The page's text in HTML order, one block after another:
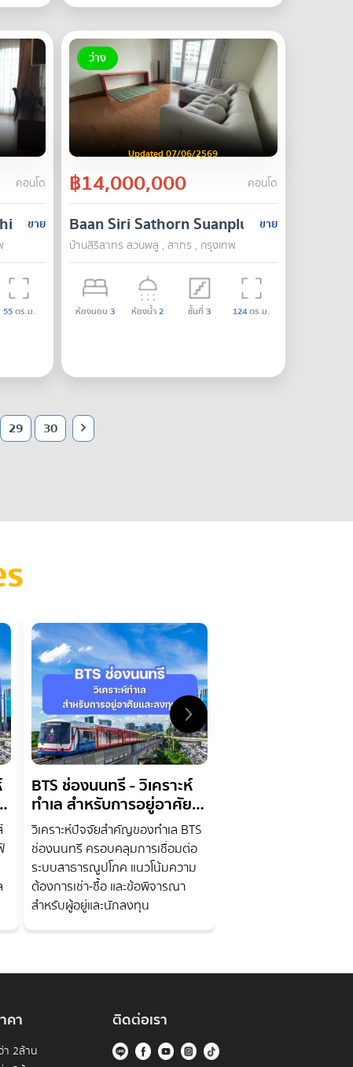
คอนโด
ขาย
55ตร.ม.
ว่าง
Updated 07/06/2569
฿14,000,000 คอนโด
ขาย
Baan Siri Sathorn Suanplu
บ้านสิริสาทร สวนพลู , สาทร , กรุงเทพ
ห้องนอน 3 ห้องน้ำ2 ชั้นที่3 124ตร.ม.
29 30
BTS ช่องนนทรี - วิเคราะห์
ทำเล สำหรับการอยู่อาศัย
และลงทุน
วิเคราะห์ปัจจัยสำคัญของทำเล BTS
ช่องนนทรี ครอบคลุมการเชื่อมต่อ
ระบบสาธารณูปโภค แนวโน้มความ
ต้องการเช่า-ซื้อ และข้อพิจารณา
สำหรับผู้อยู่และนักลงทุน
คา
า 2ล้าน
ติดต่อเรา